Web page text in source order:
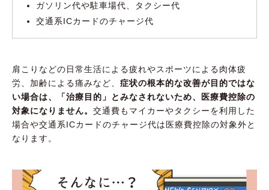
ガソリン代や駐車場代、タクシー代
交通系ICカードのチャージ代
肩こりなどの日常生活による疲れやスポーツによる肉体疲
労、加齢による痛みなど、 症状の根本的な改善が目的ではな
い場合は、「治療目的」とみなされないため、医療費控除の
対象になりません。 交通費もマイカーやタクシーを利用した
場合や交通系ICカードのチャージ代は医療費控除の対象外と
なります。